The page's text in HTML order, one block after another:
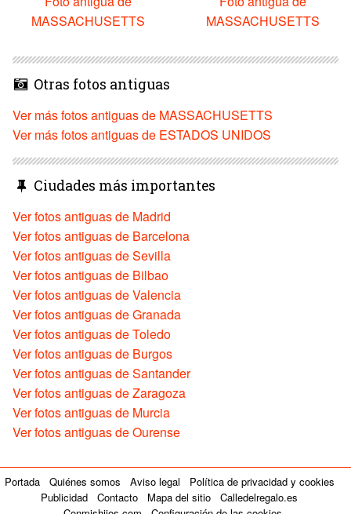
MASSACHUSETTS
MASSACHUSETTS
Otras fotos antiguas
Ver más fotos antiguas de MASSACHUSETTS
Ver más fotos antiguas de ESTADOS UNIDOS
Ciudades más importantes
Ver fotos antiguas de Madrid
Ver fotos antiguas de Barcelona
Ver fotos antiguas de Sevilla
Ver fotos antiguas de Bilbao
Ver fotos antiguas de Valencia
Ver fotos antiguas de Granada
Ver fotos antiguas de Toledo
Ver fotos antiguas de Burgos
Ver fotos antiguas de Santander
Ver fotos antiguas de Zaragoza
Ver fotos antiguas de Murcia
Ver fotos antiguas de Ourense
Portada Quiénes somos Aviso legal
Política de privacidad y cookies
Publicidad
Contacto Mapa del sitio
Calledelregalo.es